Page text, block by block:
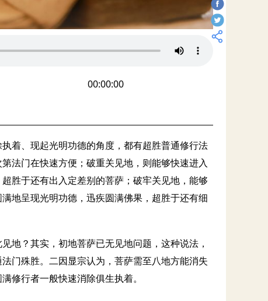
00:00:00
着、现起光明功德的角度，都有超胜普通修行法
法门在快速方便；破重关见地，则能够快速进入
胜于还有出入定差别的菩萨；破牢关见地，能够
地呈现光明功德，迅疾圆满佛果，超胜于还有细
地？其实，初地菩萨已无见地问题，这种说法，
门殊胜。二因显宗认为，菩萨需至八地方能消失
修行者一般快速消除俱生执着。